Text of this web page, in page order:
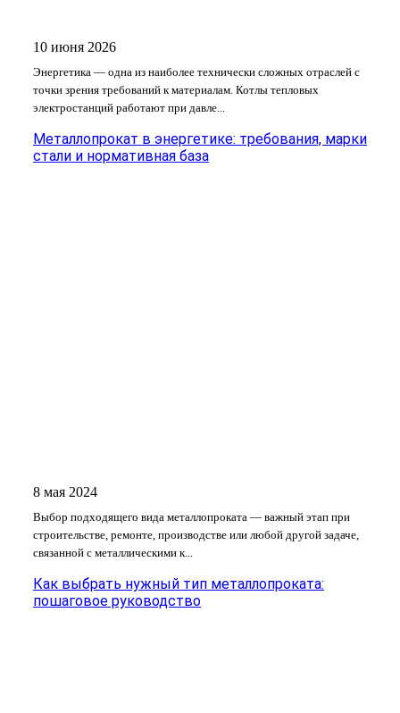
10 июня 2026
Энергетика — одна из наиболее технически сложных отраслей с
точки зрения требований к материалам. Котлы тепловых
электростанций работают при давле...
Металлопрокат в энергетике: требования, марки
стали и нормативная база
8 мая 2024
Выбор подходящего вида металлопроката — важный этап при
строительстве, ремонте, производстве или любой другой задаче,
связанной с металлическими к...
Как выбрать нужный тип металлопроката:
пошаговое руководство